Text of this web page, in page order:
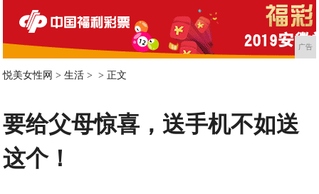
广告
悦美女性网 >生活 > > 正文
要给父母惊喜，送手机不如送
这个！